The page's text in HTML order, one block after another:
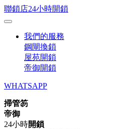
聯鎖店24小時開鎖
我們的服務
鋼閘換鎖
屋苑開鎖
帝御開鎖
WHATSAPP
掃管笏
帝御
24小時開鎖